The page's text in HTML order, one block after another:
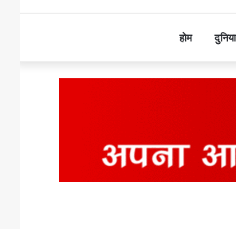
होम दुनिया